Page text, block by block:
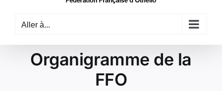
Aller à...
Organigramme de la
FFO